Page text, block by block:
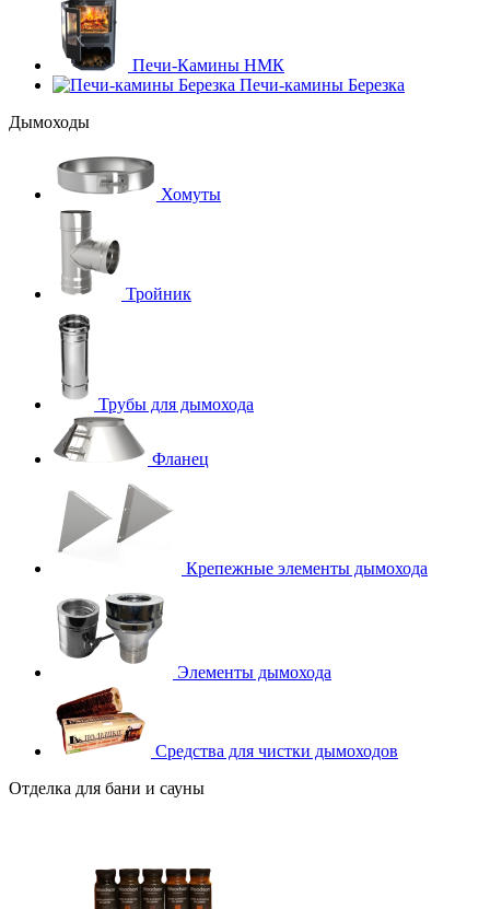
Печи-Камины НМК
Печи-камины Березка
Дымоходы
Хомуты
Тройник
Трубы для дымохода
Фланец
Крепежные элементы дымохода
Элементы дымохода
Средства для чистки дымоходов
Отделка для бани и сауны